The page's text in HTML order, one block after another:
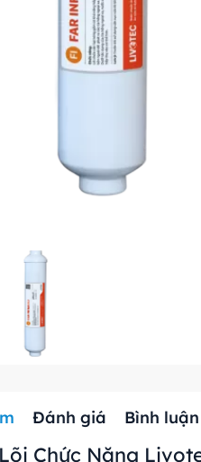
Đánh giá Bình luận
Lõi Chức Năng